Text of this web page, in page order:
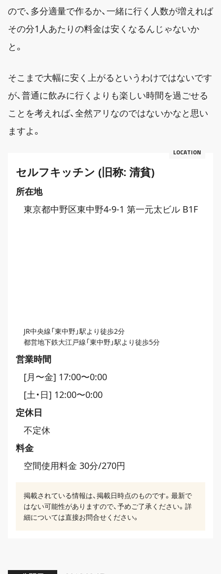
ので、多分適量で作るか、一緒に行く人数が増えれば
その分1人あたりの料金は安くなるんじゃないか
と。
そこまで大幅に安く上がるというわけではないです
が、普通に飲みに行くよりも楽しい時間を過ごせる
ことを考えれば、全然アリなのではないかなと思い
ますよ。
スポット情報
セルフキッチン (旧称: 清貧)
所在地
東京都中野区東中野4-9-1 第一元太ビル B1F
JR中央線「東中野」駅より徒歩2分
都営地下鉄大江戸線「東中野」駅より徒歩5分
営業時間
[月〜金] 17:00〜0:00
[土・日] 12:00〜0:00
定休日
不定休
料金
空間使用料金 30分/270円
掲載されている情報は、掲載日時点のものです。最新で
はない可能性がありますので、予めご了承ください。詳
細については直接お問合せください。